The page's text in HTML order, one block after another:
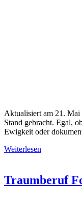
Aktualisiert am 21. Mai
Stand gebracht. Egal,
Ewigkeit oder
Weiterlesen
Traumberuf